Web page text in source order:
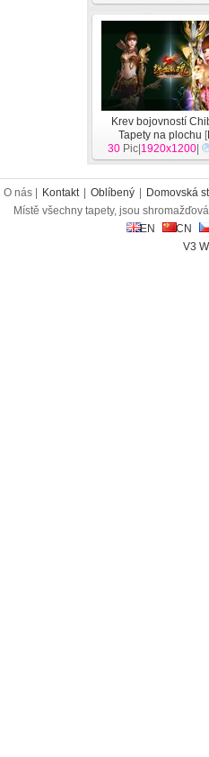
Krev bojovností
Tapety na plochu [
30 Pic| 1920x1200
O nás | Kontakt Oblíbený
Domovská
Místě všechny tapety, jsou
EN
CN
V3